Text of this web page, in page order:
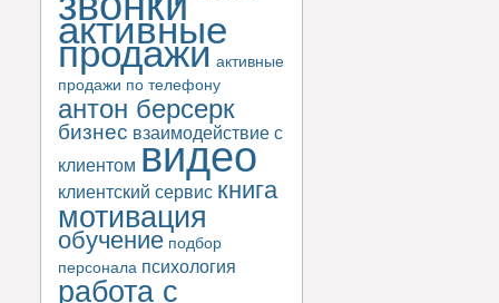
активные
продажи активные
продажи по телефону
антон берсерк
бизнес взаимодействие с
клиентом видео
клиентский сервис книга
мотивация
обучение подбор
персонала психология
работа с